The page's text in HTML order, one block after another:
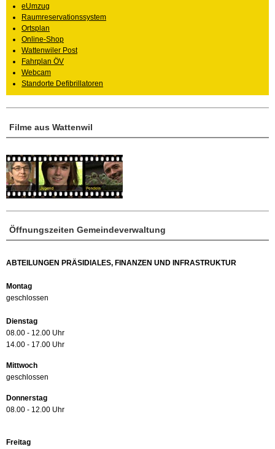
Öffnungszeiten Gemeindeverwaltung
ABTEILUNGEN PRÄSIDIALES, FINANZEN UND INFRASTRUKTUR
Montag
geschlossen
Dienstag
08.00 - 12.00 Uhr
14.00 - 17.00 Uhr
Mittwoch
geschlossen
Donnerstag
08.00 - 12.00 Uhr
Freitag
Filme aus Wattenwil
eUmzug
Raumreservationssystem
Ortsplan
Online-Shop
Wattenwiler Post
Fahrplan ÖV
Webcam
Standorte Defibrillatoren